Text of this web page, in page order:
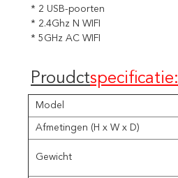
* 2 USB-poorten
* 2.4Ghz N WIFI
* 5GHz AC WIFI
Proudctspecificatie:
Model
Afmetingen (H x W x D)
Gewicht